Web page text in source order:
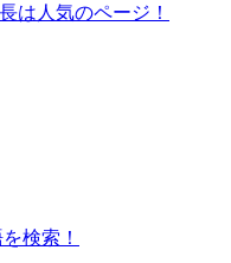
は人気のページ！
検索！